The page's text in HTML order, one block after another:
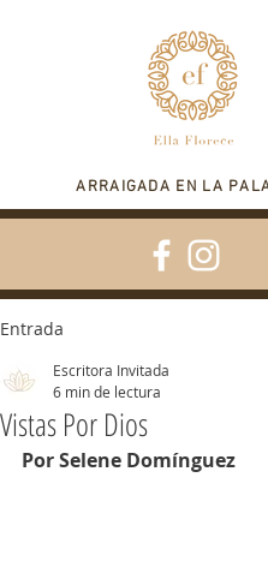
ARRAIGADA EN LA
Entrada
Vistas Por Dios
Escritora Invitada
6 min de lectura
Por Selene Domínguez